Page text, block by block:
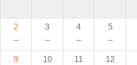
2
－
3
－
4
－
5
－
9 10 11 12